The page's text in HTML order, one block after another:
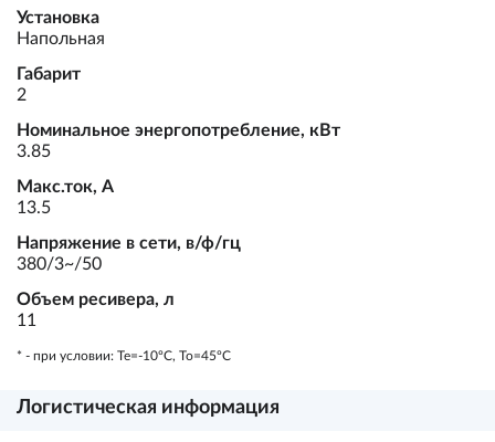
Установка
Напольная
Габарит
2
Номинальное энергопотребление, кВт
3.85
Макс.ток, А
13.5
Напряжение в сети, в/ф/гц
380/3~/50
Объем ресивера, л
11
* - при условии: Te=-10ºC, To=45ºC
Логистическая информация